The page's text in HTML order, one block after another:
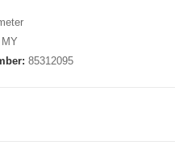
MY
85312095